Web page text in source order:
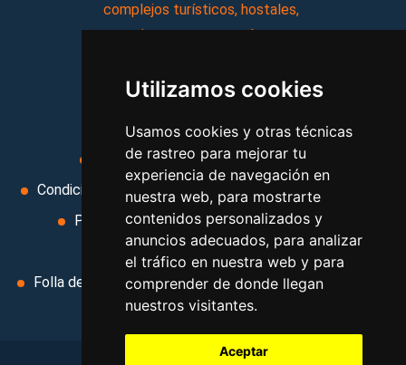
Utilizamos cookies
Usamos cookies y otras técnicas
de rastreo para mejorar tu
experiencia de navegación en
nuestra web, para mostrarte
contenidos personalizados y
anuncios adecuados, para analizar
el tráfico en nuestra web y para
comprender de donde llegan
nuestros visitantes.
Aceptar
complejos turísticos, hostales,
vacaciones, paquetes de
Aviso legal
Condiciones de uso
Condiciones Generales
Ley de Viajes Combinados
Política de privacidad
Uso de cookies
Cambiar preferencias de cookies
Folla de Reclamación
Area privada